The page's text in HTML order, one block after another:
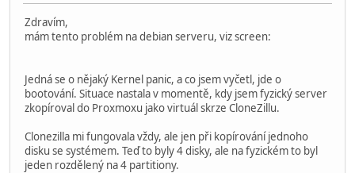
Zdravím,
mám tento problém na debian serveru, viz screen:
Jedná se o nějaký Kernel panic, a co jsem vyčetl, jde o
bootování. Situace nastala v momentě, kdy jsem fyzický server
zkopíroval do Proxmoxu jako virtuál skrze CloneZillu.
Clonezilla mi fungovala vždy, ale jen při kopírování jednoho
disku se systémem. Teď to byly 4 disky, ale na fyzickém to byl
jeden rozdělený na 4 partitiony.